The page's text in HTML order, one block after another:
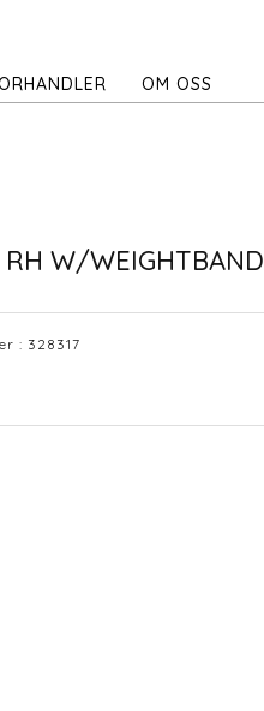
OM OSS
RH W/WEIGHTBAND
: 328317